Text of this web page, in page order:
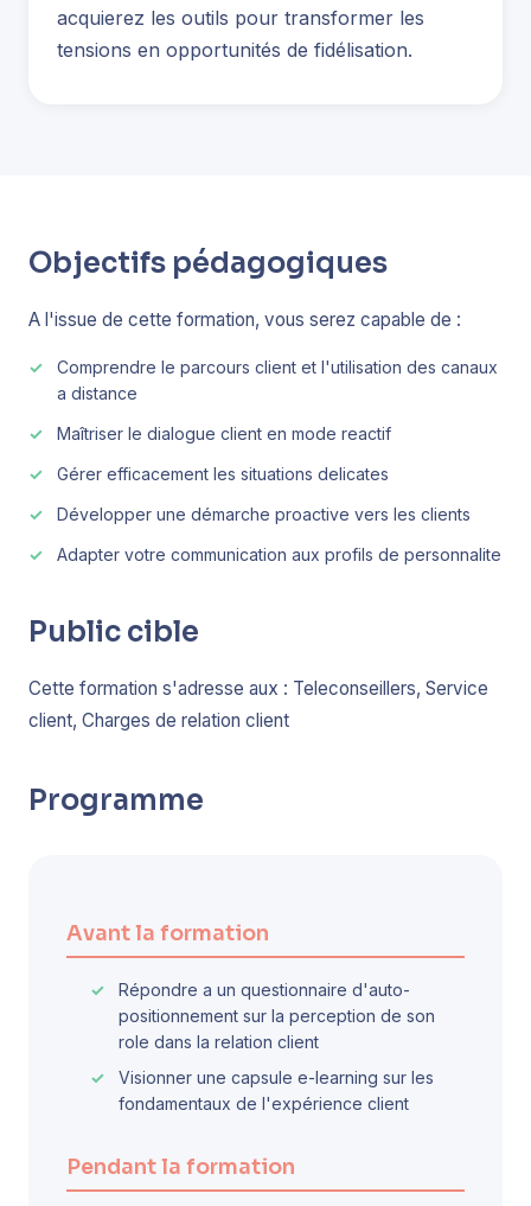
acquierez les outils pour transformer les
tensions en opportunités de fidélisation.
Objectifs pédagogiques
A l'issue de cette formation, vous serez capable de :
Comprendre le parcours client et l'utilisation des canaux
a distance
Maîtriser le dialogue client en mode reactif
Gérer efficacement les situations delicates
Développer une démarche proactive vers les clients
Adapter votre communication aux profils de personnalite
Public cible
Cette formation s'adresse aux : Teleconseillers, Service
client, Charges de relation client
Programme
Avant la formation
Répondre a un questionnaire d'auto-
positionnement sur la perception de son
role dans la relation client
Visionner une capsule e-learning sur les
fondamentaux de l'expérience client
Pendant la formation